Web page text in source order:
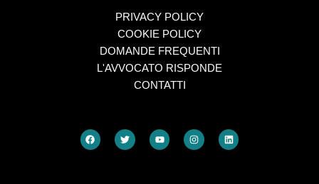
PRIVACY POLICY
COOKIE POLICY
DOMANDE FREQUENTI
L'AVVOCATO RISPONDE
CONTATTI